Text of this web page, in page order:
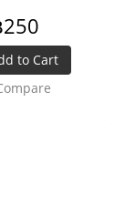
to Cart